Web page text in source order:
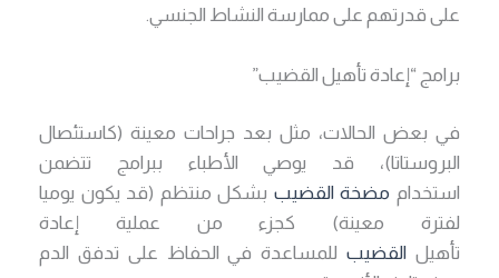
على قدرتهم على ممارسة النشاط الجنسي.
برامج “إعادة تأهيل القضيب”
في بعض الحالات، مثل بعد جراحات معينة (كاستئصال
البروستاتا)، قد يوصي الأطباء ببرامج تتضمن
استخدام مضخة القضيب بشكل منتظم (قد يكون يوميا
لفترة معينة) كجزء من عملية إعادة
تأهيل القضيبللمساعدة في الحفاظ على تدفق الدم